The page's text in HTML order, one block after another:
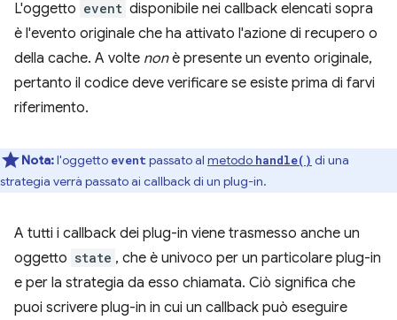
L'oggetto event disponibile nei callback elencati sopra
è l'evento originale che ha attivato l'azione di recupero o
della cache. A volte nonè presente un evento originale,
pertanto il codice deve verificare se esiste prima di farvi
riferimento.
Nota:l'oggetto event passato al metodo handle() di una
strategia verrà passato ai callback di un plug-in.
A tutti i callback dei plug-in viene trasmesso anche un
oggetto state , che è univoco per un particolare plug-in
e per la strategia da esso chiamata. Ciò significa che
puoi scrivere plug-in in cui un callback può eseguire